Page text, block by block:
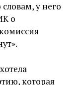
у него
о
которая